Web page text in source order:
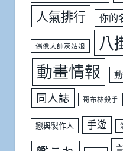
人氣排行 你的
偶像大師灰姑娘 八
動畫情報
同人誌 哥布林殺手
戀與製作人 手遊